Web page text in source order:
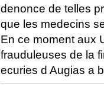
denonce de telles
que les medecins
En ce moment aux
frauduleuses de la
ecuries d Augias a